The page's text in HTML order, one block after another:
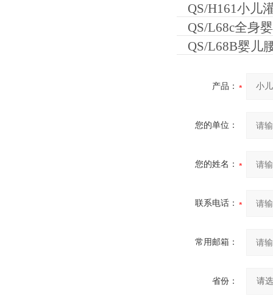
QS/H161小儿
QS/L68c全身
QS/L68B婴儿
产品：
您的单位：
您的姓名：
联系电话：
常用邮箱：
省份：